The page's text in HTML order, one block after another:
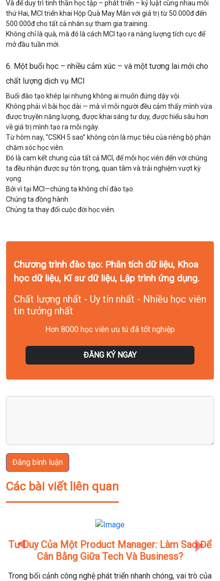
Và để duy trì tinh thần học tập – phát triển – kỷ luật cùng nhau mỗi
thứ Hai, MCI triển khai Hộp Quà May Mắn với giá trị từ 50.000đ đến
500.000đ cho tất cả nhân sự tham gia training.
Không chỉ là quà, mà đó là cách MCI tạo ra năng lượng tích cực để
mở đầu tuần mới.
6. Một buổi học – nhiều cảm xúc – và một tương lai mới cho
chất lượng dịch vụ MCI
Buổi đào tạo khép lại nhưng không ai muốn đứng dậy vội.
Không phải vì bài học dài — mà vì mỗi người đều cảm thấy mình vừa
được truyền năng lượng, được khai sáng tư duy, được hiểu sâu hơn
về giá trị mình tạo ra mỗi ngày.
Từ hôm nay, “CSKH 5 sao” không còn là mục tiêu của riêng bộ phận
chăm sóc học viên.
Đó là cam kết chung của tất cả MCI, để mỗi học viên đến với chúng
ta đều nhận được sự tôn trọng, quan tâm và trải nghiệm vượt kỳ
vọng.
Bởi vì tại MCI—chúng ta không chỉ đào tạo.
Chúng ta đồng hành.
Chúng ta thay đổi cuộc đời học viên.
Chương trình đào tạo: Phân tích dữ liệu, Khoa
học dữ liệu, Kĩ sư dữ liệu, Lập trình ứng dụng.
Chất lượng nhất - Uy tín nhất - Nhiều học viên
tin tưởng nhất
Hơn 8000 học viên ưu tú đã tốt nghiệp
ĐĂNG KÝ NGAY
Đăng bình luận
Các bài viết liên quan
Một Product Manager: Làm Sao Để
Bằng Giữa Tech Và Business?
công nghệ phát triển nhanh chóng, vai trò của
Khai
Mà Là
Kỳ nghỉ Tết
Previous Next